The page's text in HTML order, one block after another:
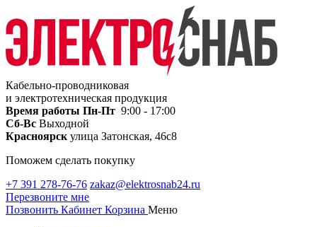
Кабельно-проводниковая
и электротехническая продукция
Время работы Пн-Пт 9:00 - 17:00
Сб-Вс Выходной
Красноярск улица Затонская, 46с8
Поможем сделать покупку
+7 391 278-76-76 zakaz@elektrosnab24.ru
Перезвоните мне
Позвонить Кабинет Корзина Меню